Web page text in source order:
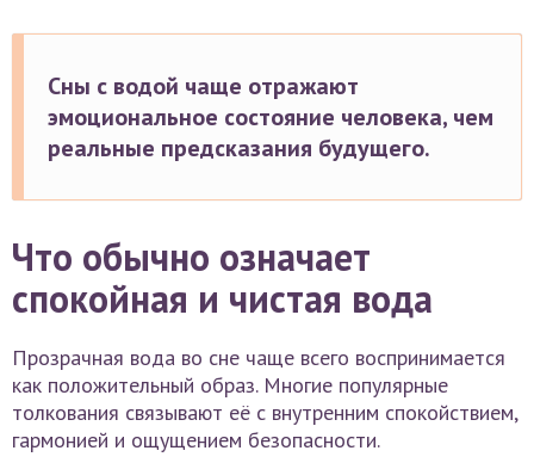
Сны с водой чаще отражают
эмоциональное состояние человека, чем
реальные предсказания будущего.
Что обычно означает
спокойная и чистая вода
Прозрачная вода во сне чаще всего воспринимается
как положительный образ. Многие популярные
толкования связывают её с внутренним спокойствием,
гармонией и ощущением безопасности.